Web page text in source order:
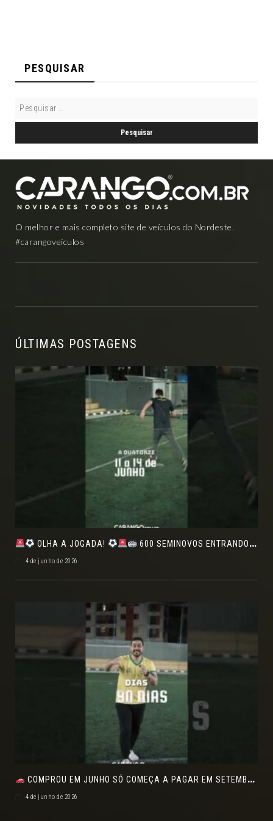
PESQUISAR
O melhor e mais completo site de veículos do Nordeste.
#carangoveículos
ÚLTIMAS POSTAGENS
OLHA A JOGADA! 600 SEMINOVOS ENTRANDO EM CAMPO NO FEIRÃO DE VERDADE!
4 de junho de 2026
COMPROU EM JUNHO SÓ COMEÇA A PAGAR EM SETEMBRO!NO FEIRÃO DE VERDADE EM ARACJU
4 de junho de 2026